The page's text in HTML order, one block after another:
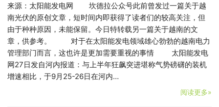
来源：太阳能发电网 坎德拉公众号此前曾发过一篇关于越
南光伏的原创文章，短时间内即获得了读者们的较高关注，但
由于种种原因，未能保留。今日特转载另一篇关于越南的文
章，供参考。 对于在太阳能发电领域雄心勃勃的越南电力
管理部门而言，这也许是更加需要重视的事情 太阳能发电
网27日发自河内报道：与上半年狂飙突进堪称气势磅礴的装机
增速相比，于9月25-26日在河内…
阅读更多»